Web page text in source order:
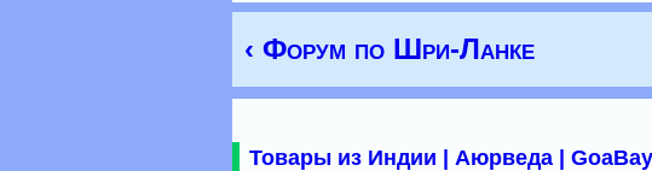
‹ Форум по Шри-Ланке
Товары из Индии | Аюрведа |